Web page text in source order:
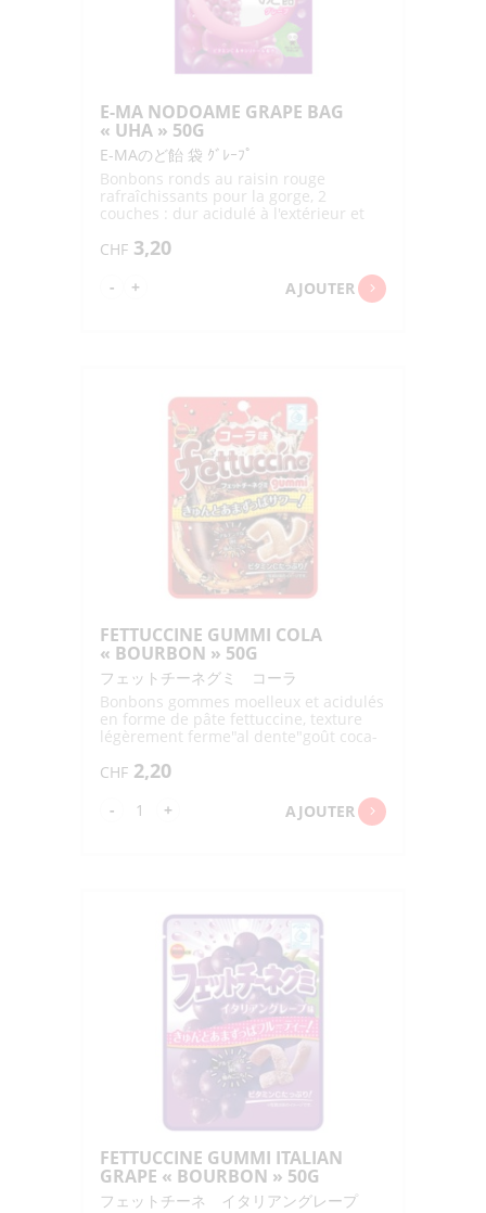
E-MA NODOAME GRAPE BAG
« UHA » 50G
E-MAのど飴 袋 ｸﾞﾚｰﾌﾟ
Bonbons ronds au raisin rouge
rafraîchissants pour la gorge, 2
couches : dur acidulé à l'extérieur et
CHF 3,20
-
quantité
GRAPE
+ AJOUTER
FETTUCCINE GUMMI COLA
« BOURBON » 50G
フェットチーネグミ コーラ
Bonbons gommes moelleux et acidulés
en forme de pâte fettuccine, texture
légèrement ferme"al dente"goût coca-
CHF 2,20
-
quantité
"BOURBON"
+ AJOUTER
FETTUCCINE GUMMI ITALIAN
GRAPE « BOURBON » 50G
フェットチーネ イタリアングレープ